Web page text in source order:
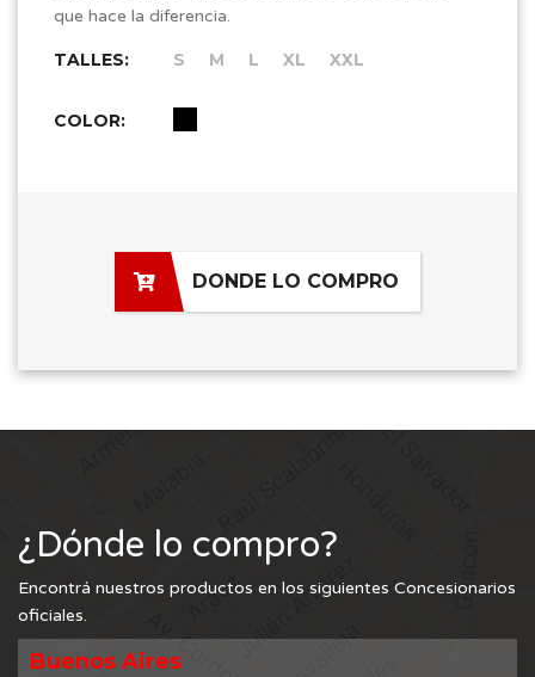
que hace la diferencia.
TALLES: S M L XL XXL
COLOR:
DONDE LO COMPRO
¿Dónde lo compro?
Encontrá nuestros productos en los siguientes Concesionarios
oficiales.
Buenos Aires